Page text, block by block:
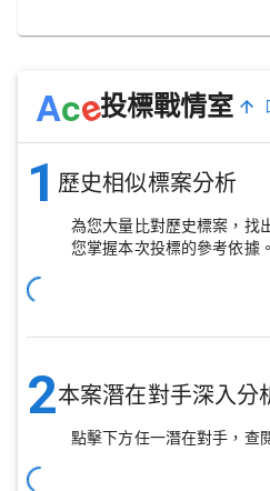
Ace投標戰情室
1 歷史相似標案分析
為您大量比對歷史標案，找
您掌握本次投標的參考依據。
2本案潛在對手深入分
點擊下方任一潛在對手，查